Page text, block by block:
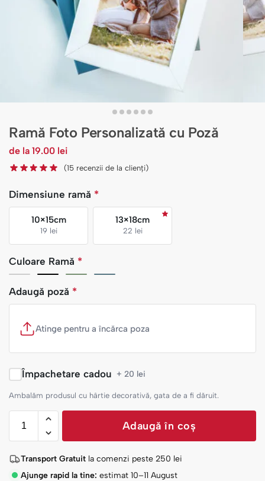
Ramă Foto Personalizată cu Poză
de la 19.00 lei
(15 recenzii de la clienți)
Dimensiune ramă *
10×15cm
19 lei
13×18cm
22 lei
Culoare Ramă *
Adaugă poză *
Atinge pentru a încărca poza
Împachetare cadou + 20 lei
Ambalăm produsul cu hârtie decorativă, gata de a fi dăruit.
Adaugă în coș
Transport Gratuit la comenzi peste 250 lei
Ajunge rapid la tine: estimat 10–11 August